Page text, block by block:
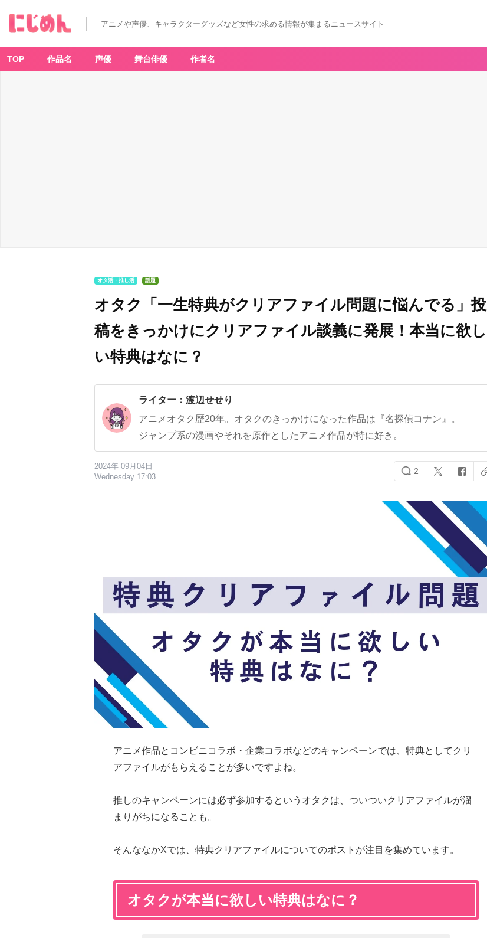
アニメや声優、キャラクターグッズなど女性の求める情報が集まるニュースサイト
TOP 作品名 声優 舞台俳優 作者名
オタ活・推し活 話題
オタク「一生特典がクリアファイル問題に悩んでる」投
稿をきっかけにクリアファイル談義に発展！本当に欲し
い特典はなに？
ライター： 渡辺せせり
アニメオタク歴20年。オタクのきっかけになった作品は『名探偵コナン』。
ジャンプ系の漫画やそれを原作としたアニメ作品が特に好き。
2024年 09月04日
Wednesday 17:03
2
アニメ作品とコンビニコラボ・企業コラボなどのキャンペーンでは、特典としてクリ
アファイルがもらえることが多いですよね。
推しのキャンペーンには必ず参加するというオタクは、ついついクリアファイルが溜
まりがちになることも。
そんななかXでは、特典クリアファイルについてのポストが注目を集めています。
オタクが本当に欲しい特典はなに？